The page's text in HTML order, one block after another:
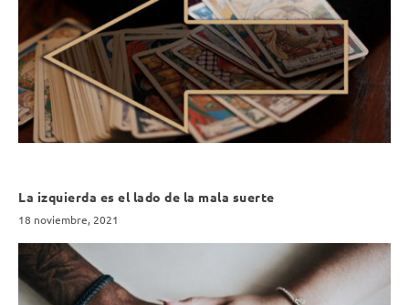
La izquierda es el lado de la mala suerte
18 noviembre, 2021